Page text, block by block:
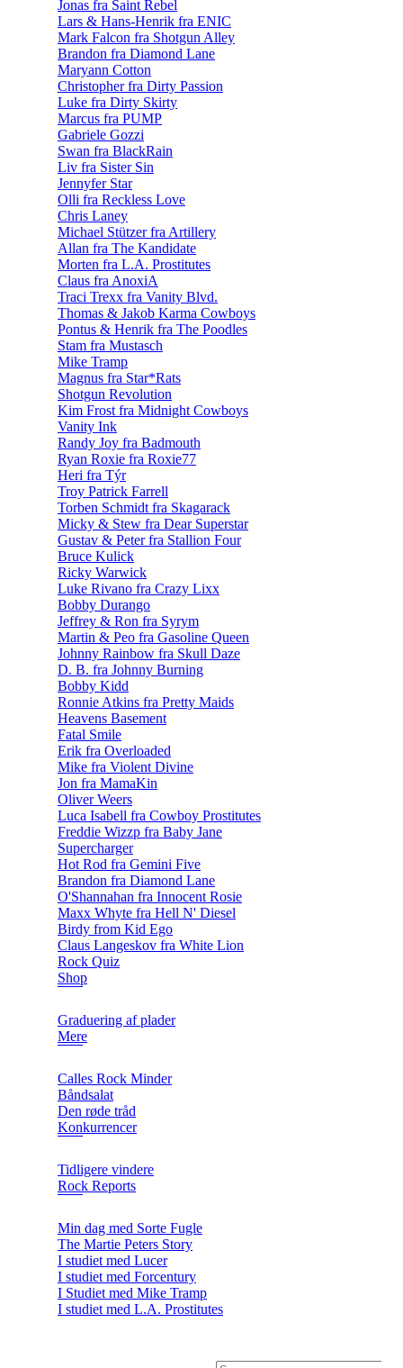
Jonas fra Saint Rebel
Lars & Hans-Henrik fra ENIC
Mark Falcon fra Shotgun Alley
Brandon fra Diamond Lane
Maryann Cotton
Christopher fra Dirty Passion
Luke fra Dirty Skirty
Marcus fra PUMP
Gabriele Gozzi
Swan fra BlackRain
Liv fra Sister Sin
Jennyfer Star
Olli fra Reckless Love
Chris Laney
Michael Stützer fra Artillery
Allan fra The Kandidate
Morten fra L.A. Prostitutes
Claus fra AnoxiA
Traci Trexx fra Vanity Blvd.
Thomas & Jakob Karma Cowboys
Pontus & Henrik fra The Poodles
Stam fra Mustasch
Mike Tramp
Magnus fra Star*Rats
Shotgun Revolution
Kim Frost fra Midnight Cowboys
Vanity Ink
Randy Joy fra Badmouth
Ryan Roxie fra Roxie77
Heri fra Týr
Troy Patrick Farrell
Torben Schmidt fra Skagarack
Micky & Stew fra Dear Superstar
Gustav & Peter fra Stallion Four
Bruce Kulick
Ricky Warwick
Luke Rivano fra Crazy Lixx
Bobby Durango
Jeffrey & Ron fra Syrym
Martin & Peo fra Gasoline Queen
Johnny Rainbow fra Skull Daze
D. B. fra Johnny Burning
Bobby Kidd
Ronnie Atkins fra Pretty Maids
Heavens Basement
Fatal Smile
Erik fra Overloaded
Mike fra Violent Divine
Jon fra MamaKin
Oliver Weers
Luca Isabell fra Cowboy Prostitutes
Freddie Wizzp fra Baby Jane
Supercharger
Hot Rod fra Gemini Five
Brandon fra Diamond Lane
O'Shannahan fra Innocent Rosie
Maxx Whyte fra Hell N' Diesel
Birdy from Kid Ego
Claus Langeskov fra White Lion
Rock Quiz
Shop
Graduering af plader
Mere
Calles Rock Minder
Båndsalat
Den røde tråd
Konkurrencer
Tidligere vindere
Rock Reports
Min dag med Sorte Fugle
The Martie Peters Story
I studiet med Lucer
I studiet med Forcentury
I Studiet med Mike Tramp
I studiet med L.A. Prostitutes